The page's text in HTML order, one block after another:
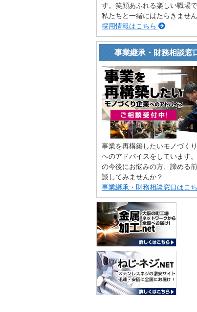
す。笑顔あふれる楽しい職場で
私たちと一緒にはたらきませ
採用情報はこちら
事業継承・財務相談窓
事業を再構築したいモノづく
へのアドバイスをしています
の今後にお悩みの方、諦める
談してみませんか？
事業継承・財務相談窓口はこ